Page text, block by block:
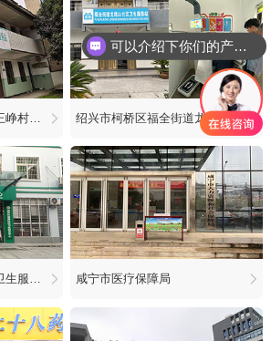
绍兴市柯桥区福全街道龙尾山社区卫生服务站
咸宁市医疗保障局
可以介绍下你们的产品么